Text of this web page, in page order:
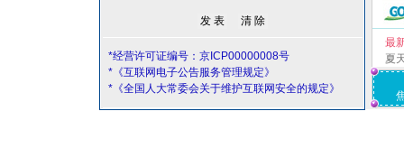
*经营许可证编号：京ICP00000008号
*《互联网电子公告服务管理规定》
*《全国人大常委会关于维护互联网安全的规定》
最
夏